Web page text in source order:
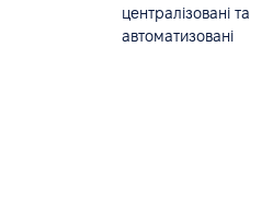
централізовані та
автоматизовані